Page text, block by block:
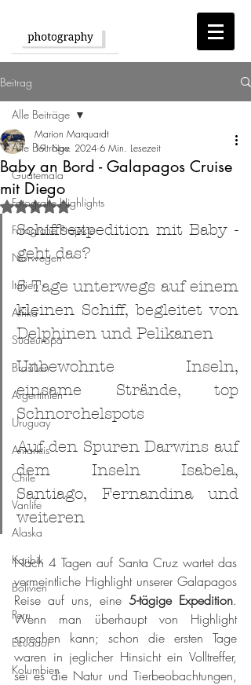
Beitrag
Alle Beiträge
Guatemala
Fotografie Highlights
Fotografie Projekte
Norwegen
Italien
Afrika
Südeuropa
Brasilien
Argentinien
Uruguay
Antarktis
Chile
Vanlife
Alaska
Karibik
Bolivien
Peru
Ecuador
Kolumbien
Alle Beiträge
Baby an Bord - Galapagos Cruise
mit Diego
Marion Marquardt
19. Nov. 2024 6 Min. Lesezeit
Mit NaN von 5 Sternen bewertet.
Schiffsexpedition mit Baby -
geht das?
5 Tage unterwegs auf einem
kleinen Schiff, begleitet von
Delphinen und Pelikanen
Unbewohnte Inseln,
einsame Strände, top
Schnorchelspots
Auf den Spuren Darwins auf
dem Inseln Isabela,
Santiago, Fernandina und
weiteren
Nach 4 Tagen auf Santa Cruz wartet das
vermeintliche Highlight unserer Galapagos
Reise auf uns, eine 5-tägige Expedition.
Wenn man überhaupt von Highlight
sprechen kann; schon die ersten Tage
waren in jeglicher Hinsicht ein Volltreffer,
sei es die Natur und Tierbeobachtungen,